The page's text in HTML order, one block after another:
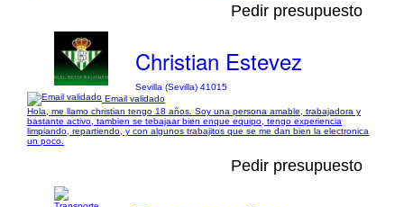
Pedir presupuesto
Christian Estevez
Sevilla (Sevilla) 41015
Email validado
Hola, me llamo christian tengo 18 años. Soy una persona amable, trabajadora y
bastante activo, tambien se tebajaar bien enque equipo, tengo experiencia
limpiando, repartiendo, y con algunos trabajitos que se me dan bien la electronica
un poco.
Pedir presupuesto